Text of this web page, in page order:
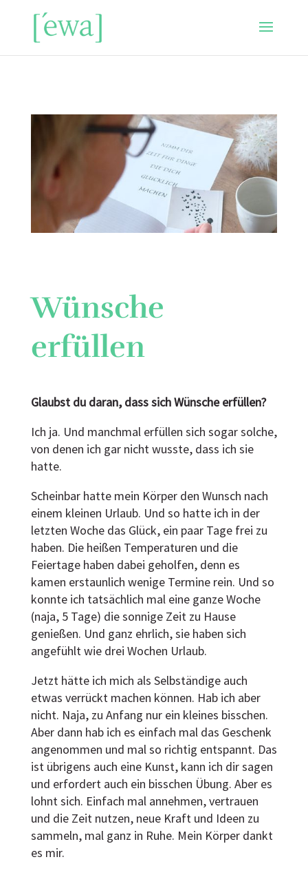
Wünsche
erfüllen
Glaubst du daran, dass sich Wünsche erfüllen?
Ich ja. Und manchmal erfüllen sich sogar solche,
von denen ich gar nicht wusste, dass ich sie
hatte.
Scheinbar hatte mein Körper den Wunsch nach
einem kleinen Urlaub. Und so hatte ich in der
letzten Woche das Glück, ein paar Tage frei zu
haben. Die heißen Temperaturen und die
Feiertage haben dabei geholfen, denn es
kamen erstaunlich wenige Termine rein. Und so
konnte ich tatsächlich mal eine ganze Woche
(naja, 5 Tage) die sonnige Zeit zu Hause
genießen. Und ganz ehrlich, sie haben sich
angefühlt wie drei Wochen Urlaub.
Jetzt hätte ich mich als Selbständige auch
etwas verrückt machen können. Hab ich aber
nicht. Naja, zu Anfang nur ein kleines bisschen.
Aber dann hab ich es einfach mal das Geschenk
angenommen und mal so richtig entspannt. Das
ist übrigens auch eine Kunst, kann ich dir sagen
und erfordert auch ein bisschen Übung. Aber es
lohnt sich. Einfach mal annehmen, vertrauen
und die Zeit nutzen, neue Kraft und Ideen zu
sammeln, mal ganz in Ruhe. Mein Körper dankt
es mir.